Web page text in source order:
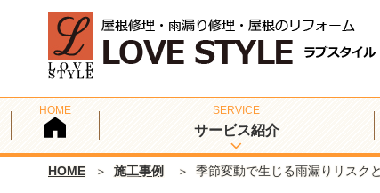
サービス紹介
HOME 施工事例 季節変動で生じる雨漏りリスク